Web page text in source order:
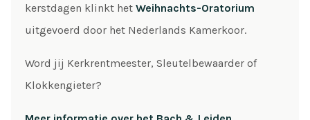
kerstdagen klinkt het Weihnachts-Oratorium
uitgevoerd door het Nederlands Kamerkoor.
Word jij Kerkrentmeester, Sleutelbewaarder of
Klokkengieter?